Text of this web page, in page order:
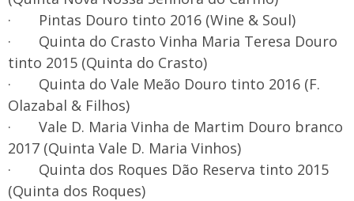
· Pintas Douro tinto 2016 (Wine & Soul)
· Quinta do Crasto Vinha Maria Teresa Douro
tinto 2015 (Quinta do Crasto)
· Quinta do Vale Meão Douro tinto 2016 (F.
Olazabal & Filhos)
· Vale D. Maria Vinha de Martim Douro branco
2017 (Quinta Vale D. Maria Vinhos)
· Quinta dos Roques Dão Reserva tinto 2015
(Quinta dos Roques)